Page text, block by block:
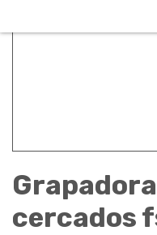
cercados